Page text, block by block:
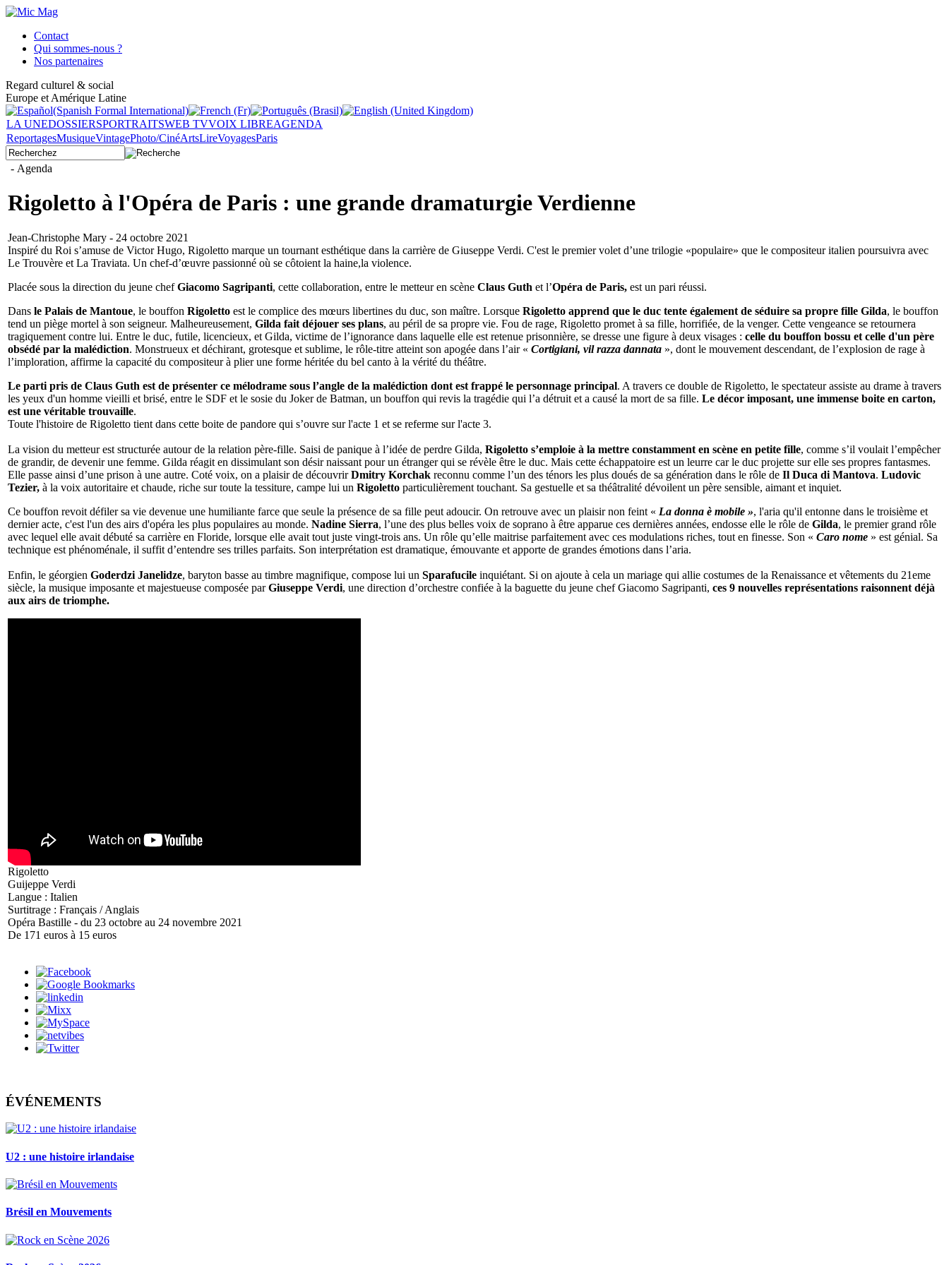
Contact
Qui sommes-nous ?
Nos partenaires
Regard culturel & social
Europe et Amérique Latine
LA UNEDOSSIERSPORTRAITSWEB TVVOIX LIBREAGENDA
ReportagesMusiqueVintagePhoto/CinéArtsLireVoyagesParis
- Agenda
Rigoletto à l'Opéra de Paris : une grande dramaturgie Verdienne
Jean-Christophe Mary - 24 octobre 2021
Inspiré du Roi s’amuse de Victor Hugo, Rigoletto marque un tournant esthétique dans la carrière de Giuseppe Verdi. C'est le premier volet d’une trilogie «populaire» que le compositeur italien poursuivra avec
Le Trouvère et La Traviata. Un chef-d’œuvre passionné où se côtoient la haine,la violence.
Placée sous la direction du jeune chefGiacomo Sagripanti, cette collaboration, entre le metteur en scène Claus Guth et l’Opéra de Paris, est un pari réussi.
Dans le Palais de Mantoue, le bouffon Rigoletto est le complice des mœurs libertines du duc, son maître. Lorsque Rigoletto apprend que le duc tente également de séduire sa propre fille Gilda, le bouffon
tend un piège mortel à son seigneur. Malheureusement, Gilda fait déjouer ses plans, au péril de sa propre vie. Fou de rage, Rigoletto promet à sa fille, horrifiée, de la venger. Cette vengeance se retournera
tragiquement contre lui. Entre le duc, futile, licencieux, et Gilda, victime de l’ignorance dans laquelle elle est retenue prisonnière, se dresse une figure à deux visages : celle du bouffon bossu et celle d'un père
obsédé par la malédiction. Monstrueux et déchirant, grotesque et sublime, le rôle-titre atteint son apogée dans l’air « Cortigiani, vil razza dannata », dont le mouvement descendant, de l’explosion de rage à
l’imploration, affirme la capacité du compositeur à plier une forme héritée du bel canto à la vérité du théâtre.
Le parti pris de Claus Guth est de présenter ce mélodrame sous l’angle de la malédiction dont est frappé le personnage principal. A travers ce double de Rigoletto, le spectateur assiste au drame à travers
les yeux d'un homme vieilli et brisé, entre le SDF et le sosie du Joker de Batman, un bouffon qui revis la tragédie qui l’a détruit et a causé la mort de sa fille. Le décor imposant, une immense boite en carton,
est une véritable trouvaille.
Toute l'histoire de Rigoletto tient dans cette boite de pandore qui s’ouvre sur l'acte 1 et se referme sur l'acte 3.
La vision du metteur est structurée autour de la relation père-fille. Saisi de panique à l’idée de perdre Gilda, Rigoletto s’emploie à la mettre constamment en scène en petite fille, comme s’il voulait l’empêcher
de grandir, de devenir une femme. Gilda réagit en dissimulant son désir naissant pour un étranger qui se révèle être le duc. Mais cette échappatoire est un leurre car le duc projette sur elle ses propres fantasmes.
Elle passe ainsi d’une prison à une autre. Coté voix, on a plaisir de découvrirDmitry Korchak reconnu comme l’un des ténors les plus doués de sa génération dans le rôle de Il Duca di Mantova. Ludovic
Tezier, à la voix autoritaire et chaude, riche sur toute la tessiture, campe lui un Rigoletto particulièrement touchant. Sa gestuelle et sa théâtralité dévoilent un père sensible, aimant et inquiet.
Ce bouffon revoit défiler sa vie devenue une humiliante farce que seule la présence de sa fille peut adoucir. On retrouve avec un plaisir non feint « La donna è mobile », l'aria qu'il entonne dans le troisième et
dernier acte, c'est l'un des airs d'opéra les plus populaires au monde. Nadine Sierra, l’une des plus belles voix de soprano à être apparue ces dernières années, endosse elle le rôle de Gilda, le premier grand rôle
avec lequel elle avait débuté sa carrière en Floride, lorsque elle avait tout juste vingt-trois ans. Un rôle qu’elle maitrise parfaitement avec ces modulations riches, tout en finesse. Son « Caro nome » est génial. Sa
technique est phénoménale, il suffit d’entendre ses trilles parfaits. Son interprétation est dramatique, émouvante et apporte de grandes émotions dans l’aria.
Enfin, le géorgien Goderdzi Janelidze, baryton basse au timbre magnifique, compose lui un Sparafucile inquiétant. Si on ajoute à cela un mariage qui allie costumes de la Renaissance et vêtements du 21eme
siècle, la musique imposante et majestueuse composée parGiuseppe Verdi, une direction d’orchestre confiée à la baguette du jeune chef Giacomo Sagripanti, ces 9 nouvelles représentations raisonnent déjà
aux airs de triomphe.
Rigoletto
Guijeppe Verdi
Langue : Italien
Surtitrage : Français / Anglais
Opéra Bastille - du 23 octobre au 24 novembre 2021
De 171 euros à 15 euros
ÉVÉNEMENTS
U2 : une histoire irlandaise
Brésil en Mouvements